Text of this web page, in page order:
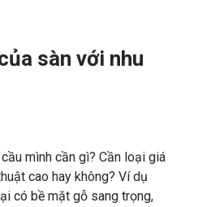
sàn với nhu
mình cần gì? Cần loại giá
cao hay không? Ví dụ
có bề mặt gỗ sang trọng,